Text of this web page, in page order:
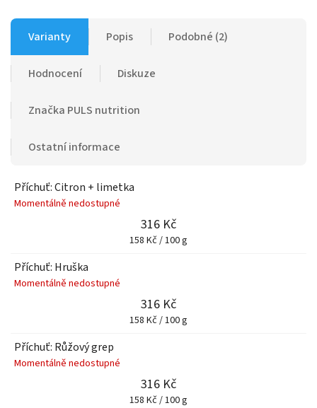
Varianty Popis Podobné (2)
Hodnocení Diskuze
Značka PULS nutrition
Ostatní informace
Příchuť: Citron + limetka
Momentálně nedostupné
316 Kč
158 Kč / 100 g
Příchuť: Hruška
Momentálně nedostupné
316 Kč
158 Kč / 100 g
Příchuť: Růžový grep
Momentálně nedostupné
316 Kč
158 Kč / 100 g